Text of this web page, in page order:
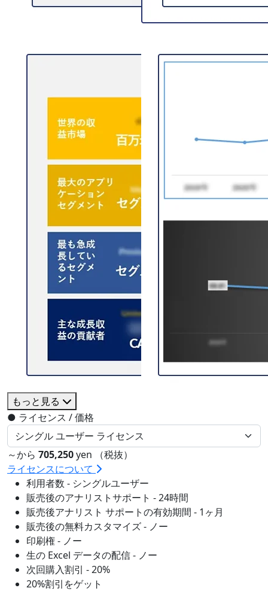
もっと見る
● ライセンス / 価格
～から 705,250yen （税抜）
ライセンスについて
利用者数 - シングルユーザー
販売後のアナリストサポート - 24時間
販売後アナリスト サポートの有効期間 - 1ヶ月
販売後の無料カスタマイズ - ノー
印刷権 - ノー
生の Excel データの配信 - ノー
次回購入割引 - 20%
20%割引をゲット